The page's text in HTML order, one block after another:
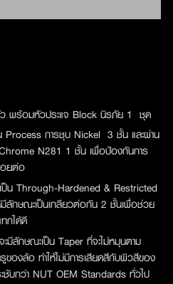
พร้อมหัวประแจ Block นิรภัย 1 ชุด
การชุบ Nickel 3 ชั้น และผ่าน
N281 1 ชั้น เพื่อป้องกันการ
ยต่อ
น Through-Hardened & Restricted
กษณะเป็นเกลียวต่อกัน 2 ชั้นเพื่อช่วย
กได้ดี
ลักษณะเป็น Taper ที่จะไม่หมุนตาม
องล้อ ทำให้ไม่มีการเสียดสีกับผิวสีของ
ะชับกว่า NUT OEM Standards ทั่วไป